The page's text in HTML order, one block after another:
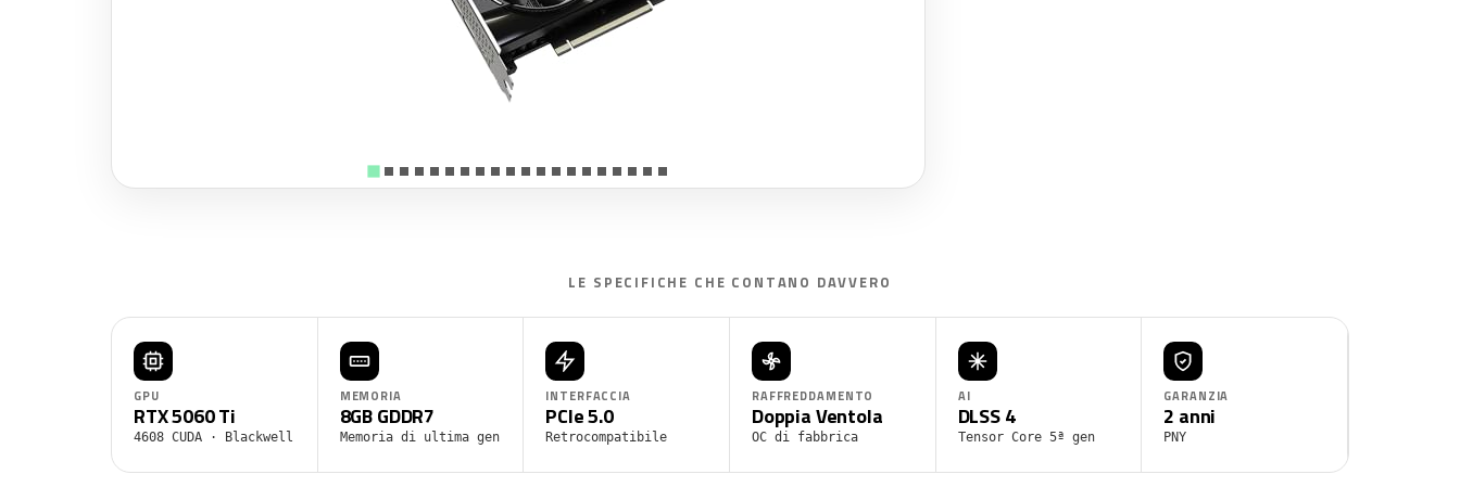
LE SPECIFICHE CHE CONTANO DAVVERO
GPU
RTX 5060 Ti
4608 CUDA · Blackwell
MEMORIA
8GB GDDR7
Memoria di ultima gen
INTERFACCIA
PCIe 5.0
Retrocompatibile
RAFFREDDAMENTO
Doppia Ventola
OC di fabbrica
AI
DLSS 4
Tensor Core 5ª gen
GARANZIA
2 anni
PNY